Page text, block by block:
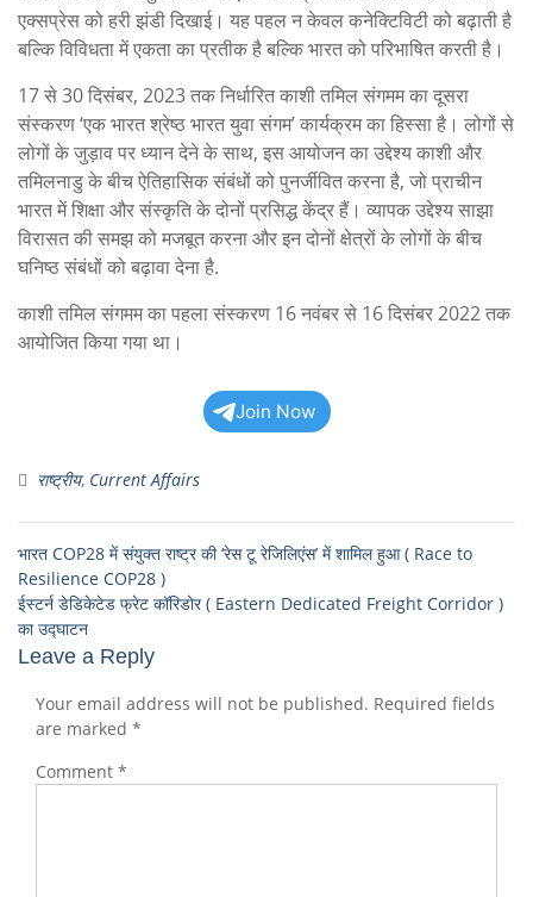
एक्सप्रेस को हरी झंडी दिखाई। यह पहल न केवल कनेक्टिविटी को बढ़ाती है
बल्कि विविधता में एकता का प्रतीक है बल्कि भारत को परिभाषित करती है।
17 से 30 दिसंबर, 2023 तक निर्धारित काशी तमिल संगमम का दूसरा
संस्करण ‘एक भारत श्रेष्ठ भारत युवा संगम’ कार्यक्रम का हिस्सा है। लोगों से
लोगों के जुड़ाव पर ध्यान देने के साथ, इस आयोजन का उद्देश्य काशी और
तमिलनाडु के बीच ऐतिहासिक संबंधों को पुनर्जीवित करना है, जो प्राचीन
भारत में शिक्षा और संस्कृति के दोनों प्रसिद्ध केंद्र हैं। व्यापक उद्देश्य साझा
विरासत की समझ को मजबूत करना और इन दोनों क्षेत्रों के लोगों के बीच
घनिष्ठ संबंधों को बढ़ावा देना है.
काशी तमिल संगमम का पहला संस्करण 16 नवंबर से 16 दिसंबर 2022 तक
आयोजित किया गया था।
Join Now
राष्ट्रीय, Current Affairs
भारत COP28 में संयुक्त राष्ट्र की ‘रेस टू रेजिलिएंस’ में शामिल हुआ ( Race to
Resilience COP28 )
ईस्टर्न डेडिकेटेड फ्रेट कॉरिडोर ( Eastern Dedicated Freight Corridor )
का उद्घाटन
Leave a Reply
Your email address will not be published. Required fields
are marked *
Comment *